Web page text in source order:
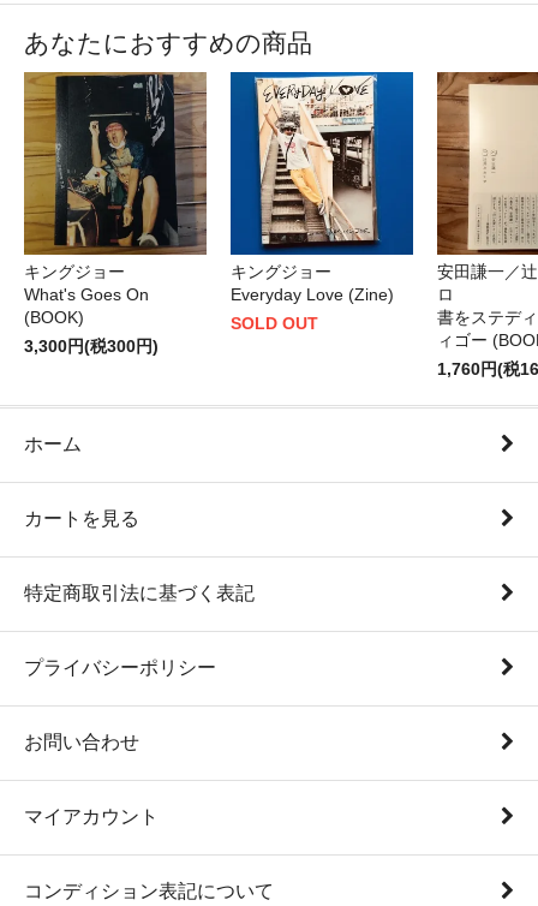
あなたにおすすめの商品
キングジョー
What's Goes On
(BOOK)
3,300円(税300円)
キングジョー
Everyday Love (Zine)
SOLD OUT
安田謙一／
ロ
書をステデ
ィゴー
1,760円(税
ホーム
カートを見る
特定商取引法に基づく表記
プライバシーポリシー
お問い合わせ
マイアカウント
コンディション表記について